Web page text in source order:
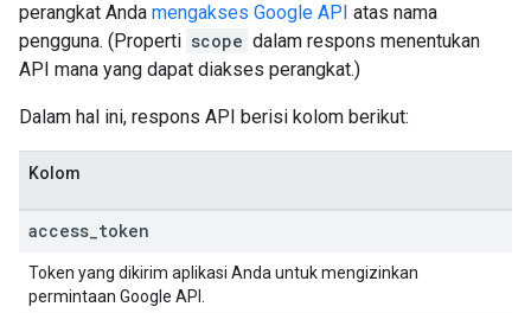
perangkat Anda mengakses Google API atas nama
pengguna. (Properti scope dalam respons menentukan
API mana yang dapat diakses perangkat.)
Dalam hal ini, respons API berisi kolom berikut:
Kolom
access token
Token yang dikirim aplikasi Anda untuk mengizinkan
permintaan Google API.